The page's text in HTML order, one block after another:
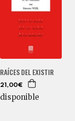
RAÍCES DEL EXISTIR
21,00€
disponible